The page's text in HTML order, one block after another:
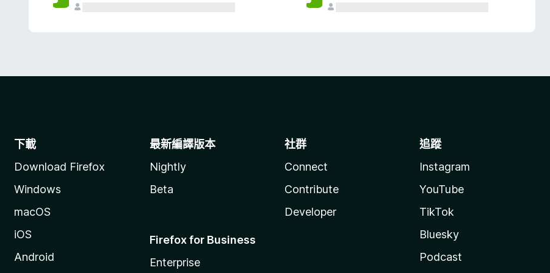
下載
Download Firefox
Windows
macOS
iOS
Android
最新編譯版本
Nightly
Beta
Firefox for Business
Enterprise
社群
Connect
Contribute
Developer
追蹤
Instagram
YouTube
TikTok
Bluesky
Podcast